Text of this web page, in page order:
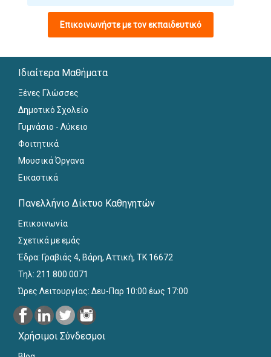
Επικοινωνήστε με τον εκπαιδευτικό
Ιδιαίτερα Μαθήματα
Ξένες Γλώσσες
Δημοτικό Σχολείο
Γυμνάσιο - Λύκειο
Φοιτητικά
Μουσικά Όργανα
Εικαστικά
Πανελλήνιο Δίκτυο Καθηγητών
Επικοινωνία
Σχετικά με εμάς
Έδρα: Γραβιάς 4, Βάρη, Αττική, ΤΚ 16672
Τηλ: 211 800 0071
Ώρες Λειτουργίας: Δευ-Παρ 10:00 έως 17:00
Χρήσιμοι Σύνδεσμοι